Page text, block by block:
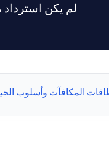
لم يكن
المكافآت وأسلوب